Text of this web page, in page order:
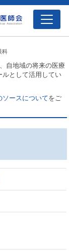
科
自地域の将来の医療
ルとして活用してい
ソースについてをご